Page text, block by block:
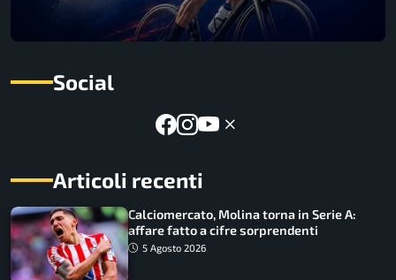
Social
Articoli recenti
Calciomercato, Molina torna in Serie A:
affare fatto a cifre sorprendenti
5 Agosto 2026